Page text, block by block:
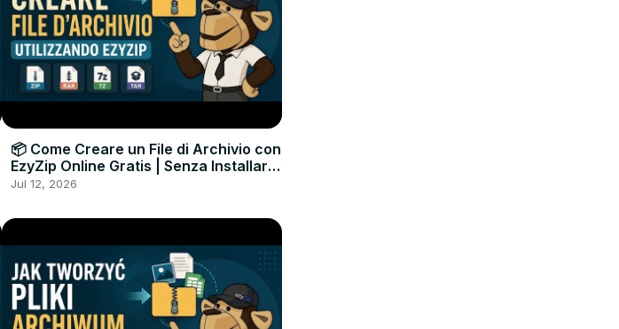
📦 Come Creare un File di Archivio con
EzyZip Online Gratis | Senza Installare
Software
Jul 12, 2026